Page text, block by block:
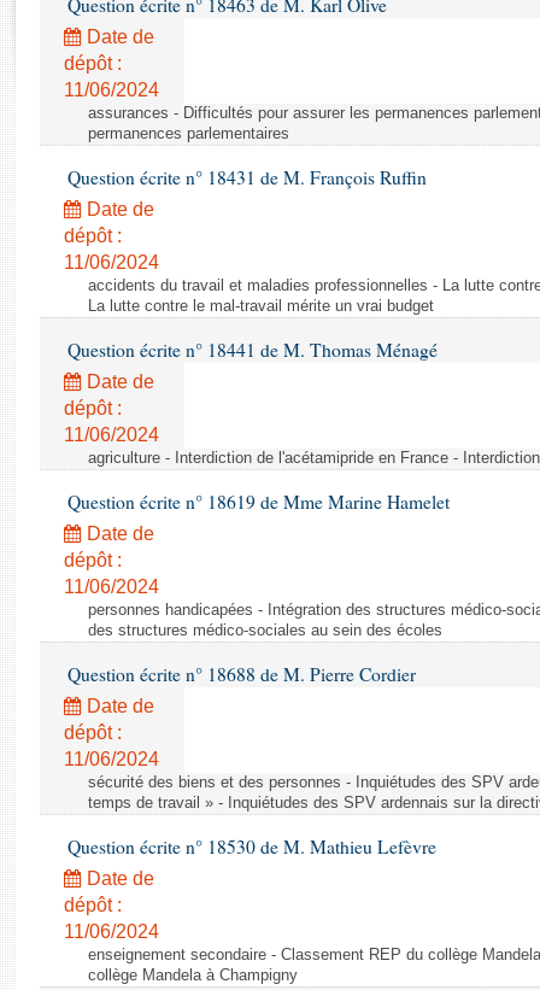
Rapports d'enquête
Rapports législatifs
Rapports sur l'application des lois
Baromètre de l’application des lois
Budget et sécurité sociale
Questions écrites et orales
Comptes rendus des débats
Question écrite n° 18463 de M. Karl Olive
Date de
dépôt :
11/06/2024
assurances - Difficultés pour assurer les permanences
permanences parlementaires
Question écrite n° 18431 de M. François Ruffin
Date de
dépôt :
11/06/2024
accidents du travail et maladies professionnelles - La lutte
La lutte contre le mal-travail mérite un vrai budget
Question écrite n° 18441 de M. Thomas Ménagé
Date de
dépôt :
11/06/2024
agriculture - Interdiction de l'acétamipride en France -
Question écrite n° 18619 de Mme Marine Hamelet
Date de
dépôt :
11/06/2024
personnes handicapées - Intégration des structures médico-
des structures médico-sociales au sein des écoles
Question écrite n° 18688 de M. Pierre Cordier
Date de
dépôt :
11/06/2024
sécurité des biens et des personnes - Inquiétudes des SPV
temps de travail » - Inquiétudes des SPV ardennais sur la
Question écrite n° 18530 de M. Mathieu Lefèvre
Date de
dépôt :
11/06/2024
enseignement secondaire - Classement REP du collège
collège Mandela à Champigny